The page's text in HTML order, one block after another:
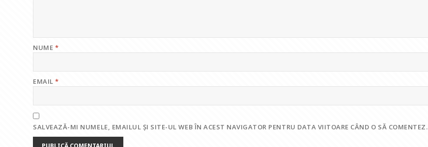
NUME *
EMAIL*
SALVEAZĂ-MI NUMELE, EMAILUL ȘI SITE-UL WEB ÎN ACEST NAVIGATOR PENTRU DATA VIITOARE CÂND O SĂ COMENTEZ.